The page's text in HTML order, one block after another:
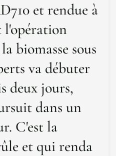
et rendue à
biomasse sous
va débuter
deux jours,
dans un
C'est la
et qui renda